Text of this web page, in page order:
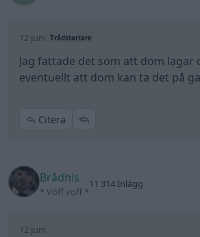
12 juni Trådstartare
Jag fattade det som att dom lagar
eventuellt att dom kan ta det på
Citera
Brådhis
* Voff voff *
11 314 Inlägg
12 juni